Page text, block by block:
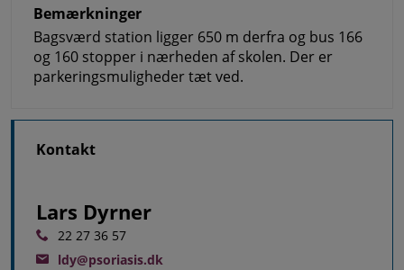
Bemærkninger
Bagsværd station ligger 650 m derfra og bus 166
og 160 stopper i nærheden af skolen. Der er
parkeringsmuligheder tæt ved.
Kontakt
Lars Dyrner
22 27 36 57
ldy@psoriasis.dk